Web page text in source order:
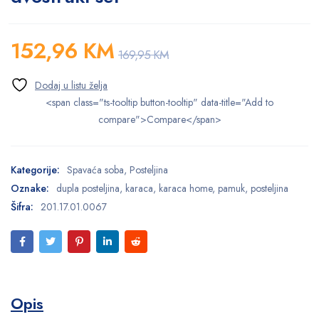
169,95KM
152,96 KM
<span class="ts-tooltip button-tooltip" data-title="Add to
compare">Compare</span>
Kategorije: Spavaća soba, Posteljina
Oznake: dupla posteljina, karaca, karaca home, pamuk, posteljina
Šifra: 201.17.01.0067
Opis